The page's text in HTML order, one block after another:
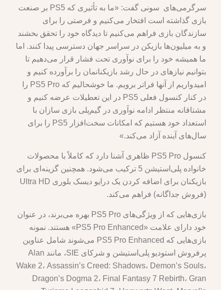
سرگرمی‌های سونی گفت: «ما به تأثیری که PS5 بر صنعت
بازی گذاشته است افتخار می‌کنیم و فرصتی را برای
سازندگان بازی فراهم می‌کنیم تا دیدگاه خود را تحقق بخشند
و به میلیون‌ها بازیکن در سراسر جهان دسترسی پیدا کنند. اما
ما همیشه خود را برای نوآوری تحت فشار قرار می‌دهیم تا
بتوانیم نیازهای در حال رشد بازیکنانمان را برآورده کنیم و
امیدواریم از آنها فراتر برویم. ما خوشحالیم که PS5 Pro را
در کنار کنسول فعلی PS5 در این تعطیلات عرضه کنیم و
مشتاقانه منتظر ادامه نوآوری در گیم‌پلی بازی سازان با
استعداد خود هستیم که امکانات سخت‌افزار PS5 را برای
سال‌های آینده آزاد می‌کند.»
کنسول PS5 Pro ظاهری آشنا دارد که کاملاً با محصولات
خانواده پلی‌استیشن 5 ترکیب می‌شود. همچنین گزینه‌ای برای
بازیکنان برای اضافه کردن یک درایو دیسک بلوری Ultra HD
(فروش جداگانه) فراهم می‌کند.
بازی‌هایی که از ویژگی‌های PS5 Pro بهره می‌برند، در عنوان
خود دارای علامت «PS5 Pro Enhanced» هستند. نمونه
بازی‌هایی که PS5 Pro Enhanced می‌شوند شامل عناوین
پرفروش استودیو پلی‌استیشن و شرکای SIE، مانند Alan
Wake 2، Assassin’s Creed: Shadows، Demon’s Souls،
Dragon’s Dogma 2، Final Fantasy 7 Rebirth، Gran